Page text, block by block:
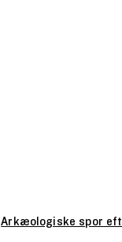
Arkæologiske spor